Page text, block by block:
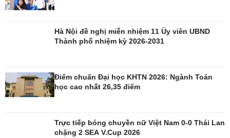
Tình yêu - Gia đình
Sân khấu - Điện ảnh
Văn học
Hà Nội đề nghị miễn nhiệm 11 Ủy viên UBND
Thành phố nhiệm kỳ 2026-2031
Điểm chuẩn Đại học KHTN 2026: Ngành Toán
học cao nhất 26,35 điểm
Trực tiếp bóng chuyền nữ Việt Nam 0-0 Thái Lan
chặng 2 SEA V.Cup 2026